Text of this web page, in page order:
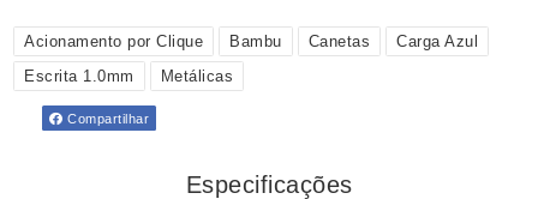
Acionamento por Clique Bambu Canetas
Carga Azul
Escrita 1.0mm
Metálicas
Compartilhar
Especificações